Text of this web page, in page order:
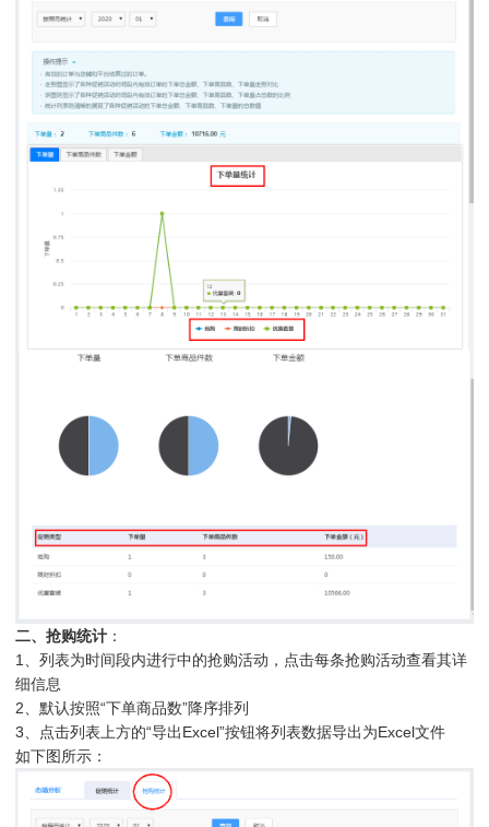
二、抢购统计 ：
1、列表为时间段内进行中的抢购活动，点击每条抢购活动查看其详
细信息
2、默认按照“下单商品数”降序排列
3、点击列表上方的“导出Excel”按钮将列表数据导出为Excel文件
如下图所示：